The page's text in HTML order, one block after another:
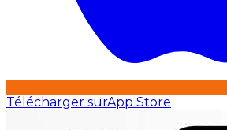
Télécharger surApp Store